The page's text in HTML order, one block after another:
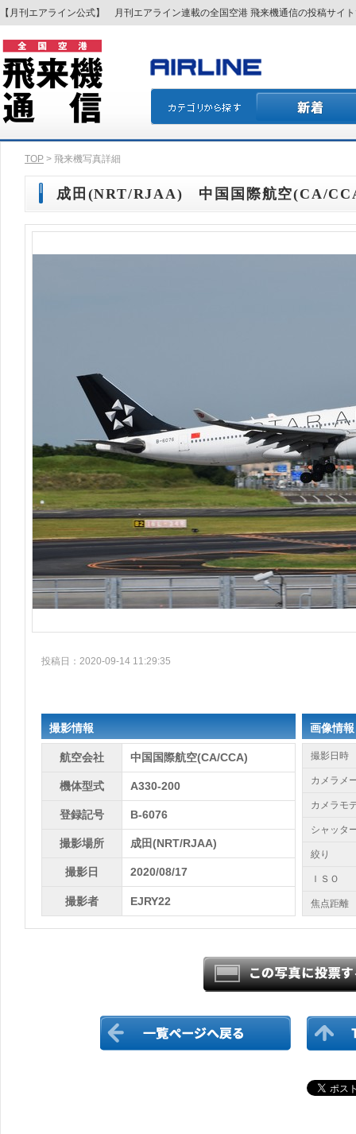
【月刊エアライン公式】 月刊エアライン連載の全国空港 飛来機通信の投稿サイ
TOP > 飛来機写真詳細
成田(NRT/RJAA) 中国国際航空(CA/
投稿日：2020-09-14 11:29:35
撮影情報
航空会社 中国国際航空(CA/CCA)
機体型式 A330-200
登録記号 B-6076
撮影場所 成田(NRT/RJAA)
撮影日 2020/08/17
撮影者 EJRY22
画像情報
撮影日時
カメラメ
カメラモ
シャッタ
絞り
ＩＳＯ
焦点距離